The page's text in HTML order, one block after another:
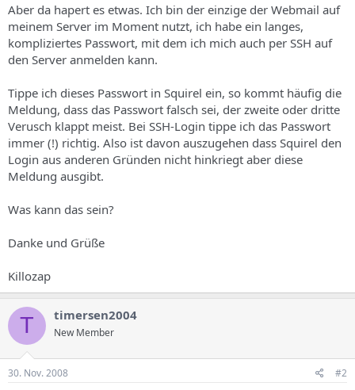
T
h
e
m
a
t
u
m
Aber da hapert es etwas. Ich bin der einzige der Webmail auf
meinem Server im Moment nutzt, ich habe ein langes,
kompliziertes Passwort, mit dem ich mich auch per SSH auf
den Server anmelden kann.
Tippe ich dieses Passwort in Squirel ein, so kommt häufig die
Meldung, dass das Passwort falsch sei, der zweite oder dritte
Verusch klappt meist. Bei SSH-Login tippe ich das Passwort
immer (!) richtig. Also ist davon auszugehen dass Squirel den
Login aus anderen Gründen nicht hinkriegt aber diese
Meldung ausgibt.
Was kann das sein?
Danke und Grüße
Killozap
T timersen2004
New Member
30. Nov. 2008 #2